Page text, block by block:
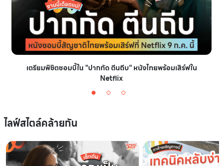
เตรียมพิชิตซอมบี้ใน "ปากกัด ตีนถีบ" หนังไทยพร้อมเสิร์ฟใน
Netflix
ไลฟ์สไตล์คล้ายกัน